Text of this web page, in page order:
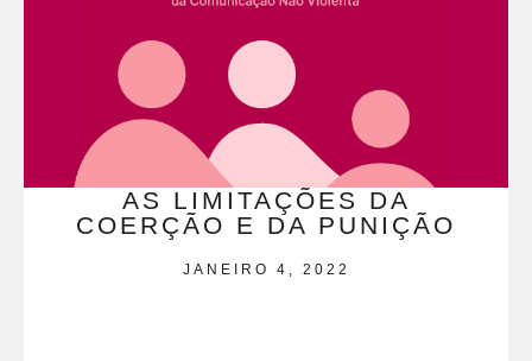
AS LIMITAÇÕES DA
COERÇÃO E DA PUNIÇÃO
JANEIRO 4, 2022